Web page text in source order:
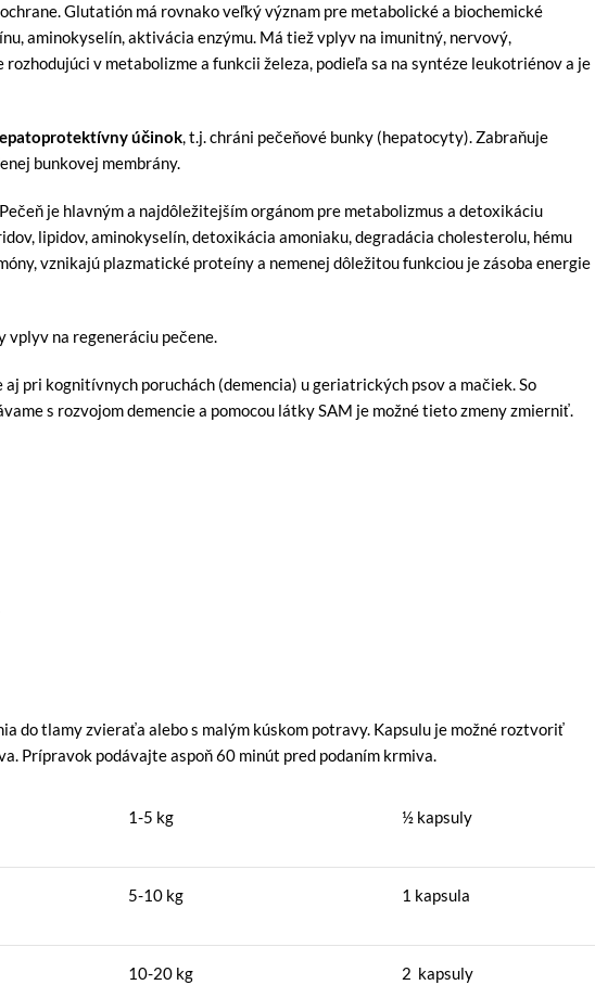
Glutatión má rovnako veľký význam pre metabolické a biochemické
aminokyselín, aktivácia enzýmu. Má tiež vplyv na imunitný, nervový,
v metabolizme a funkcii železa, podieľa sa na syntéze leukotriénov a je
účinok, t.j. chráni pečeňové bunky (hepatocyty). Zabraňuje
bunkovej membrány.
je hlavným a najdôležitejším orgánom pre metabolizmus a detoxikáciu
lipidov, aminokyselín, detoxikácia amoniaku, degradácia cholesterolu, hému
vznikajú plazmatické proteíny a nemenej dôležitou funkciou je zásoba energie
na regeneráciu pečene.
aj pri kognitívnych poruchách (demencia) u geriatrických psov a mačiek. So
s rozvojom demencie a pomocou látky SAM je možné tieto zmeny zmierniť.
do tlamy zvieraťa alebo s malým kúskom potravy. Kapsulu je možné roztvoriť
Prípravok podávajte aspoň 60 minút pred podaním krmiva.
1-5 kg ½ kapsuly
5-10 kg 1 kapsula
10-20 kg 2 kapsuly